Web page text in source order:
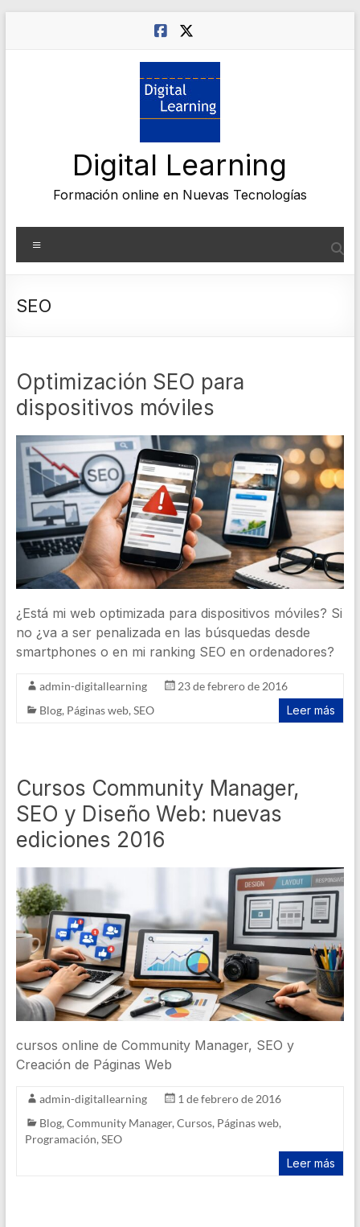
Digital Learning
Formación online en Nuevas Tecnologías
SEO
Optimización SEO para
dispositivos móviles
¿Está mi web optimizada para dispositivos móviles? Si
no ¿va a ser penalizada en las búsquedas desde
smartphones o en mi ranking SEO en ordenadores?
admin-digitallearning
23 de febrero de 2016
Blog, Páginas web, SEO Leer más
Cursos Community Manager,
SEO y Diseño Web: nuevas
ediciones 2016
cursos online de Community Manager, SEO y
Creación de Páginas Web
admin-digitallearning
1 de febrero de 2016
Blog, Community Manager, Cursos, Páginas web,
Programación, SEO
Leer más